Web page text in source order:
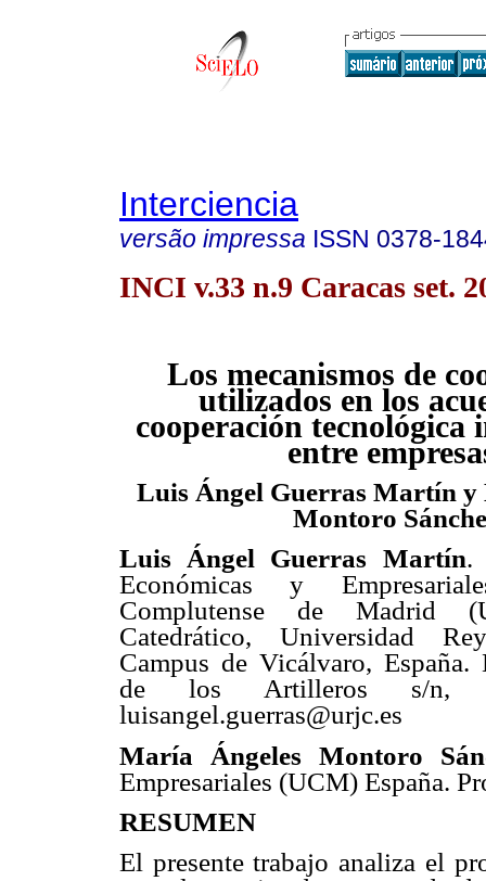
Interciencia
versão impressa ISSN 0378-
INCI v.33 n.9 Caracas set.
Los mecanismos de
utilizados en los
cooperación tecnológica
entre
Luis Ángel Guerras Martín y
Montoro
Luis Ángel Guerras Martín.
Económicas y
Complutense de Madrid
Catedrático, Universidad
Campus de Vicálvaro, España.
de los Artilleros s/n,
luisangel.guerras@urjc.es
María Ángeles Montoro
Empresariales (UCM) España.
RESUMEN
El presente trabajo analiza el